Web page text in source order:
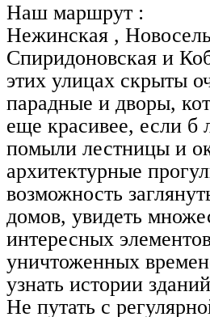
Наш маршрут :
Нежинская ,
Спиридоновская и
этих улицах скрыты
парадные и дворы,
еще красивее, если б
помыли лестницы и
архитектурные
возможность
домов, увидеть
интересных
уничтоженных
узнать истории
Не путать с